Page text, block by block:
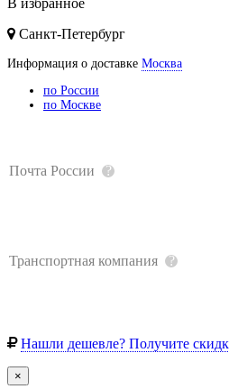
Санкт-Петербург
Информация о доставке Москва
по России
по Москве
Почта России
Транспортная компания
Нашли дешевле? Получите
×